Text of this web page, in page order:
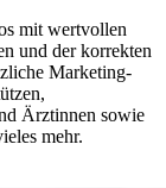
mit wertvollen
und der korrekten
Marketing-
Ärztinnen sowie
mehr.